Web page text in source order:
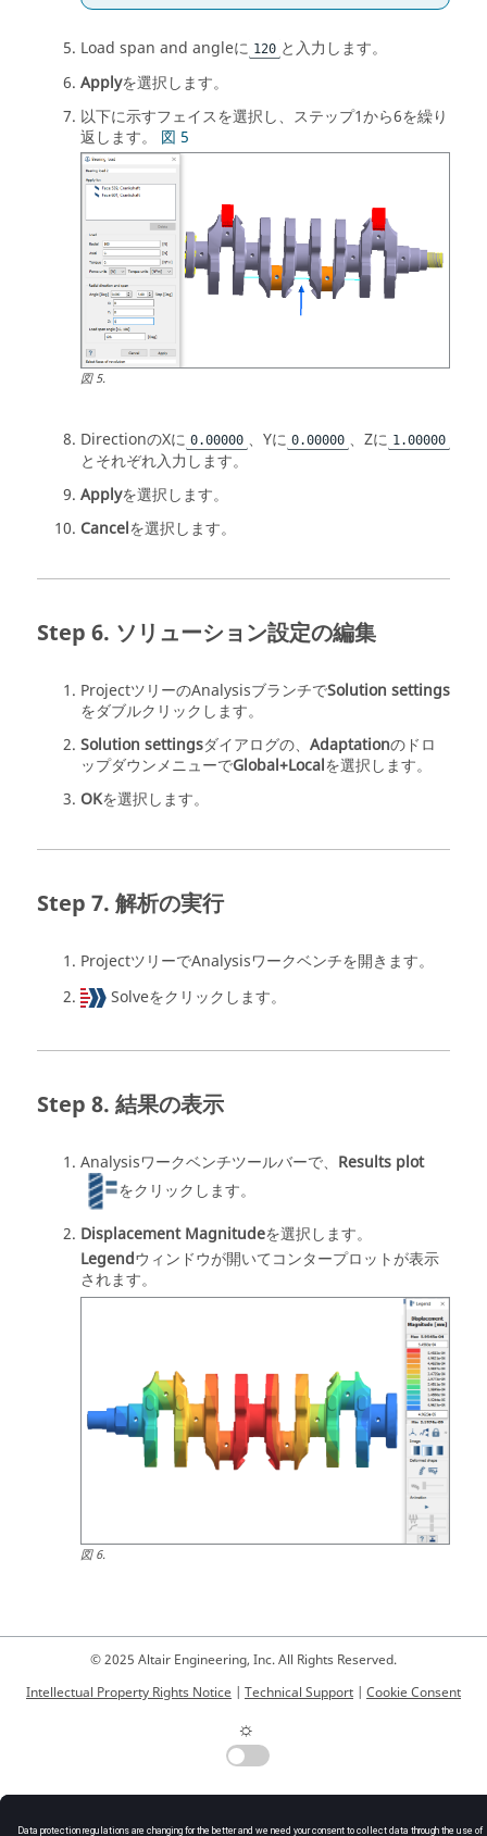
Load span and angleに 120 と入力します。
Applyを選択します。
以下に示すフェイスを選択し、ステップ1から6を繰り
返します。 図 5
図5.
DirectionのXに 0.00000 、Yに 0.00000 、Zに 1.00000
とそれぞれ入力します。
Applyを選択します。
Cancelを選択します。
ソリューション設定の編集
ProjectツリーのAnalysisブランチでSolution settings
をダブルクリックします。
Solution settingsダイアログの、 Adaptationのドロ
ップダウンメニューでGlobal+Localを選択します。
OKを選択します。
解析の実行
ProjectツリーでAnalysisワークベンチを開きます。
Solveをクリックします。
結果の表示
Analysisワークベンチツールバーで、 Results plot
をクリックします。
Displacement Magnitudeを選択します。
Legendウィンドウが開いてコンタープロットが表示
されます。
図6.
© 2025 Altair Engineering, Inc. All Rights Reserved.
Intellectual Property Rights Notice | Technical Support | Cookie Consent
☼